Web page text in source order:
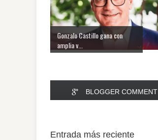
Gonzalo Castillo gana con
amplia v...
BLOGGER COMMENT
Entrada más reciente